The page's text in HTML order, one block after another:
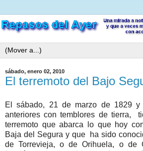
sábado, enero 02, 2010
El terremoto del Bajo
El sábado, 21 de marzo de 1829 y
anteriores con temblores de tierra,
terremoto que abarca lo que hoy
Baja del Segura y que ha sido
de Torrevieja, o de Orihuela, o de